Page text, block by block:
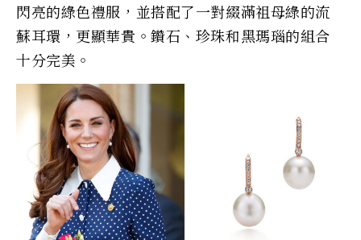
閃亮的綠色禮服，並搭配了一對綴滿祖母綠的流
蘇耳環，更顯華貴。鑽石、珍珠和黑瑪瑙的組合
十分完美。